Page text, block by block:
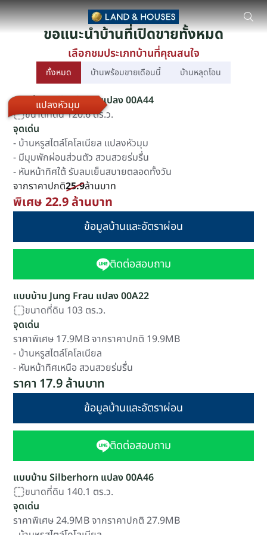
NANTAWAN SERENE LAKE - CHIANG MAI บ้านเดี่ยว โดย นันท
ขอแนะนำบ้านที่เปิดขายทั้งหมด
เลือกชมประเภทบ้านที่คุณสนใจ
ทั้งหมด บ้านพร้อมขายเดือนนี้ บ้านหลุดโอน
แปลงหัวมุม
แบบบ้าน Silberhorn แปลง 00A44
ขนาดที่ดิน 120.6 ตร.ว.
จุดเด่น
- บ้านหรูสไตล์โคโลเนียล แปลงหัวมุม
- มีมุมพักผ่อนส่วนตัว สวนสวยร่มรื่น
- หันหน้าทิศใต้ รับลมเย็นสบายตลอดทั้งวัน
จากราคาปกติ25.9ล้านบาท
พิเศษ 22.9 ล้านบาท
ข้อมูลบ้านและอัตราผ่อน
ติดต่อสอบถาม
แบบบ้าน Jung Frau แปลง 00A22
ขนาดที่ดิน 103 ตร.ว.
จุดเด่น
ราคาพิเศษ 17.9MB จากราคาปกติ 19.9MB
- บ้านหรูสไตล์โคโลเนียล
- หันหน้าทิศเหนือ สวนสวยร่มรื่น
ราคา 17.9 ล้านบาท
ข้อมูลบ้านและอัตราผ่อน
ติดต่อสอบถาม
แบบบ้าน Silberhorn แปลง 00A46
ขนาดที่ดิน 140.1 ตร.ว.
จุดเด่น
ราคาพิเศษ 24.9MB จากราคาปกติ 27.9MB